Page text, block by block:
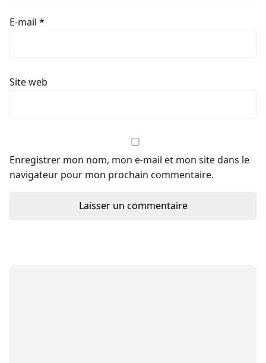
E-mail *
Site web
Enregistrer mon nom, mon e-mail et mon site dans le
navigateur pour mon prochain commentaire.